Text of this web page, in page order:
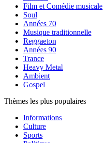
Film et Comédie musicale
Soul
Années 70
Musique traditionnelle
Reggaeton
Années 90
Trance
Heavy Metal
Ambient
Gospel
Thèmes les plus populaires
Informations
Culture
Sports